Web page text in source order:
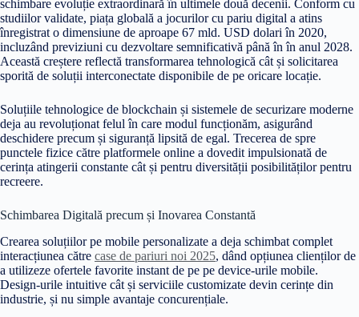
schimbare evoluție extraordinară în ultimele două decenii. Conform cu
studiilor validate, piața globală a jocurilor cu pariu digital a atins
înregistrat o dimensiune de aproape 67 mld. USD dolari în 2020,
incluzând previziuni cu dezvoltare semnificativă până în în anul 2028.
Această creștere reflectă transformarea tehnologică cât și solicitarea
sporită de soluții interconectate disponibile de pe oricare locație.
Soluțiile tehnologice de blockchain și sistemele de securizare moderne
deja au revoluționat felul în care modul funcționăm, asigurând
deschidere precum și siguranță lipsită de egal. Trecerea de spre
punctele fizice către platformele online a dovedit impulsionată de
cerința atingerii constante cât și pentru diversității posibilităților pentru
recreere.
Schimbarea Digitală precum și Inovarea Constantă
Crearea soluțiilor pe mobile personalizate a deja schimbat complet
interacțiunea către case de pariuri noi 2025, dând opțiunea clienților de
a utilizeze ofertele favorite instant de pe pe device-urile mobile.
Design-urile intuitive cât și serviciile customizate devin cerințe din
industrie, și nu simple avantaje concurențiale.